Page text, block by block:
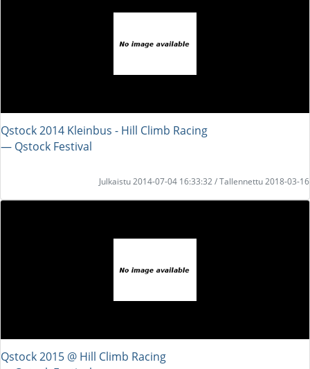
Qstock 2014 Kleinbus - Hill Climb Racing
― Qstock Festival
Julkaistu 2014-07-04 16:33:32 / Tallennettu 2018-03-16
Qstock 2015 @ Hill Climb Racing